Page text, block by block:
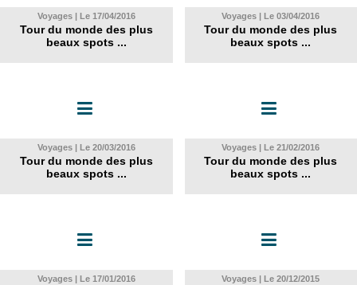
Voyages | Le 17/04/2016
Tour du monde des plus
beaux spots ...
Voyages | Le 03/04/2016
Tour du monde des plus
beaux spots ...
Voyages | Le 20/03/2016
Tour du monde des plus
beaux spots ...
Voyages | Le 21/02/2016
Tour du monde des plus
beaux spots ...
Voyages | Le 17/01/2016 Voyages | Le 20/12/2015